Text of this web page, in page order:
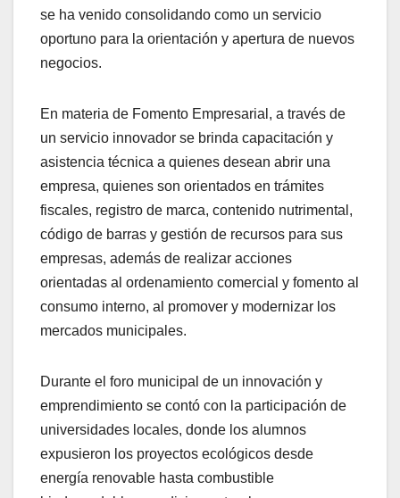
se ha venido consolidando como un servicio
oportuno para la orientación y apertura de nuevos
negocios.
En materia de Fomento Empresarial, a través de
un servicio innovador se brinda capacitación y
asistencia técnica a quienes desean abrir una
empresa, quienes son orientados en trámites
fiscales, registro de marca, contenido nutrimental,
código de barras y gestión de recursos para sus
empresas, además de realizar acciones
orientadas al ordenamiento comercial y fomento al
consumo interno, al promover y modernizar los
mercados municipales.
Durante el foro municipal de un innovación y
emprendimiento se contó con la participación de
universidades locales, donde los alumnos
expusieron los proyectos ecológicos desde
energía renovable hasta combustible